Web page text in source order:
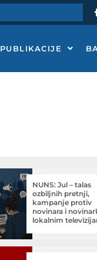
c
PUBLIKACIJE
NUNS: Jul – talas
ozbiljnih pretnji,
kampanje protiv
novinara i
lokalnim